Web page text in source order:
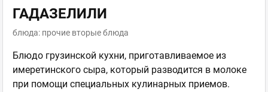
ГАДАЗЕЛИЛИ
блюда: прочие вторые блюда
Блюдо грузинской кухни, приготавливаемое из
имеретинского сыра, который разводится в молоке
при помощи специальных кулинарных приемов.